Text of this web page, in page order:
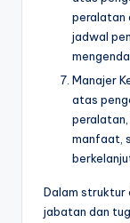
peralatan
jadwal
Manajer
atas
peralatan,
manfaat,
Dalam struktur
jabatan dan